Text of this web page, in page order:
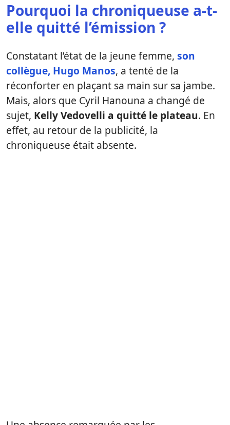
Pourquoi la chroniqueuse a-t-
elle quitté l’émission ?
Constatant l’état de la jeune femme, son
collègue, Hugo Manos, a tenté de la
réconforter en plaçant sa main sur sa jambe.
Mais, alors que Cyril Hanouna a changé de
sujet, Kelly Vedovelli a quitté le plateau. En
effet, au retour de la publicité, la
chroniqueuse était absente.